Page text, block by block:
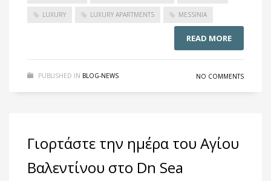
LUXURY LUXURY APARTMENTS MESSINIA
READ MORE
PUBLISHED IN BLOG-NEWS NO COMMENTS
Γιορτάστε την ημέρα του Αγίου
Βαλεντίνου στο Dn Sea